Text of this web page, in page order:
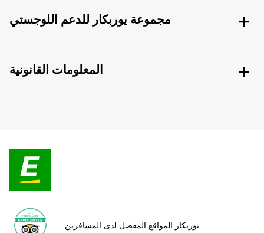
مجموعة يوربكار للدعم اللوجستي
المعلومات القانونية
يوربكار المواقع المفضل لدى المسافرين